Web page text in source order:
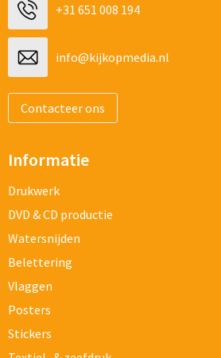
+31 651 008 194
info@kijkopmedia.nl
Contacteer ons
Informatie
Drukwerk
DVD & CD productie
Watersnijden
Belettering
Vlaggen
Posters
Stickers